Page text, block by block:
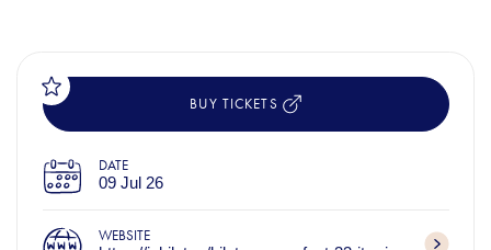
BUY TICKETS
DATE
09 Jul 26
WEBSITE